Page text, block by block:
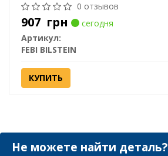
0 отзывов
907 грн
сегодня
Артикул:
FEBI BILSTEIN
КУПИТЬ
Не можете найти деталь?